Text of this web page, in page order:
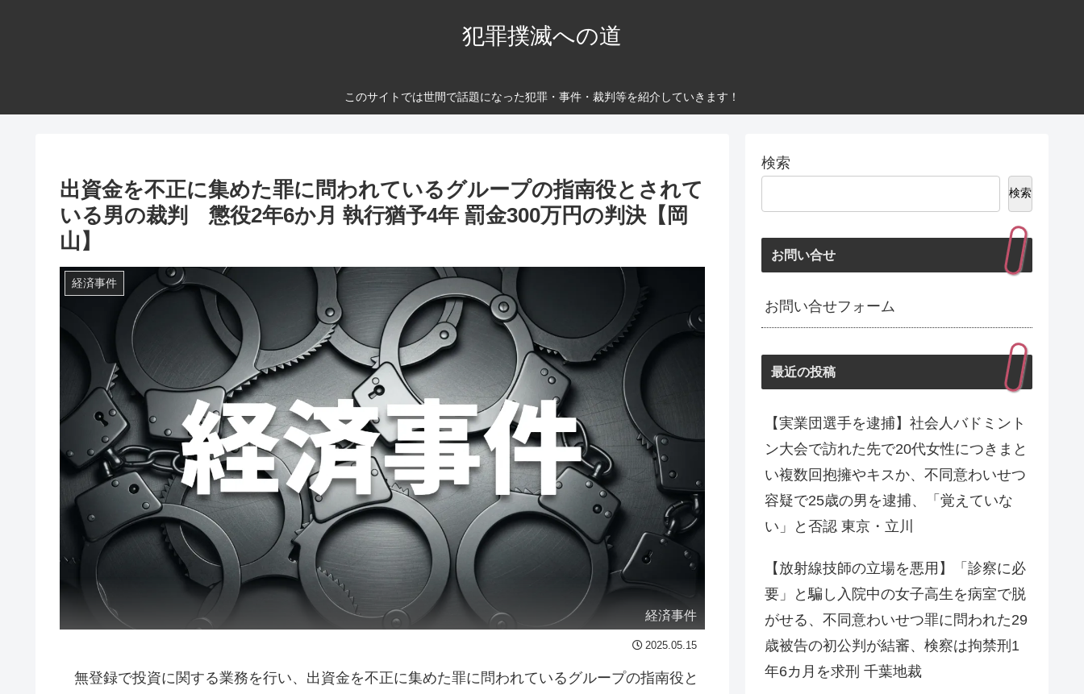
犯罪撲滅への道
このサイトでは世間で話題になった犯罪・事件・裁判等を紹介していきます！
出資金を不正に集めた罪に問われているグループの指南役とされて
いる男の裁判 懲役2年6か月 執行猶予4年 罰金300万円の判決【岡
山】
経済事件
経済事件
2025.05.15
無登録で投資に関する業務を行い、出資金を不正に集めた罪に問われているグループの指南役と
検索
検索
お問い合せ
お問い合せフォーム
最近の投稿
【実業団選手を逮捕】社会人バドミント
ン大会で訪れた先で20代女性につきまと
い複数回抱擁やキスか、不同意わいせつ
容疑で25歳の男を逮捕、「覚えていな
い」と否認 東京・立川
【放射線技師の立場を悪用】「診察に必
要」と騙し入院中の女子高生を病室で脱
がせる、不同意わいせつ罪に問われた29
歳被告の初公判が結審、検察は拘禁刑1
年6カ月を求刑 千葉地裁